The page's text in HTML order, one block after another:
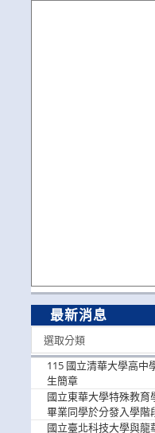
最新消息
選取分類
115 國立清華大學高中
生簡章
國立東華大學特殊教
畢業同學於分發入學階
國立臺北科技大學與龍